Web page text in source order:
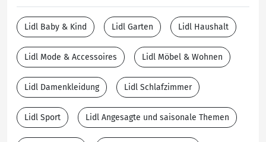
Lidl Baby & Kind Lidl Garten Lidl Haushalt
Lidl Mode & Accessoires Lidl Möbel & Wohnen
Lidl Damenkleidung Lidl Schlafzimmer
Lidl Sport Lidl Angesagte und saisonale Themen